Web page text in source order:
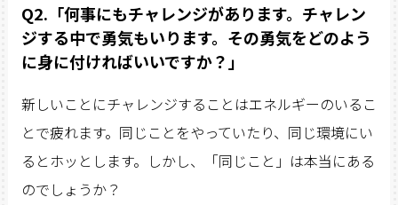
Q2.「何事にもチャレンジがあります。チャレン
ジする中で勇気もいります。その勇気をどのよう
に身に付ければいいですか？」
新しいことにチャレンジすることはエネルギーのいるこ
とで疲れます。同じことをやっていたり、同じ環境にい
るとホッとします。しかし、「同じこと」は本当にある
のでしょうか？